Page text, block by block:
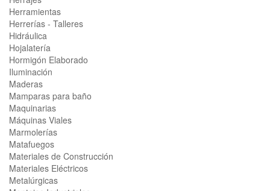
Herramientas
Herrerías - Talleres
Hidráulica
Hojalatería
Hormigón Elaborado
Iluminación
Maderas
Mamparas para baño
Maquinarias
Máquinas Viales
Marmolerías
Matafuegos
Materiales de Construcción
Materiales Eléctricos
Metalúrgicas